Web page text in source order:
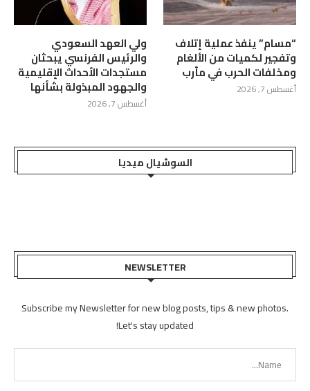
“مسام” ينفذ عملية إتلاف
وتفجير لكميات من الألغام
ومخلفات الحرب في مأرب
أغسطس 7, 2026
ولي العهد السعودي
والرئيس الفرنسي يبحثان
مستجدات الأحداث الإقليمية
والجهود المبذولة بشأنها
أغسطس 7, 2026
السوشيال ميديا
NEWSLETTER
Subscribe my Newsletter for new blog posts, tips & new photos.
Let's stay updated!